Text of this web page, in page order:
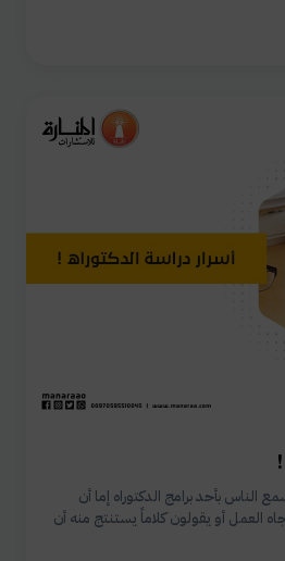
الناس بأحد برامج الدكتوراه إما أن
العمل أو يقولون كلاماً يستنتج منه أن